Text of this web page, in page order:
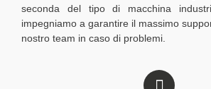
seconda del tipo di macchina
impegniamo a garantire il massimo
nostro team in caso di problemi.